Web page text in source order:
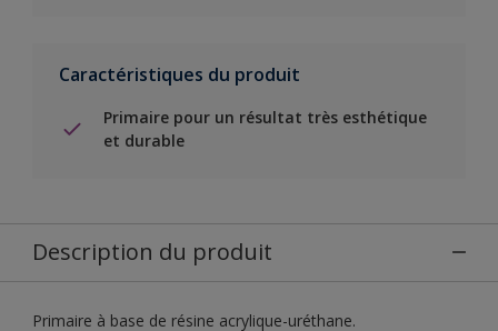
Caractéristiques du produit
Primaire pour un résultat très esthétique
et durable
Description du produit
Primaire à base de résine acrylique-uréthane.